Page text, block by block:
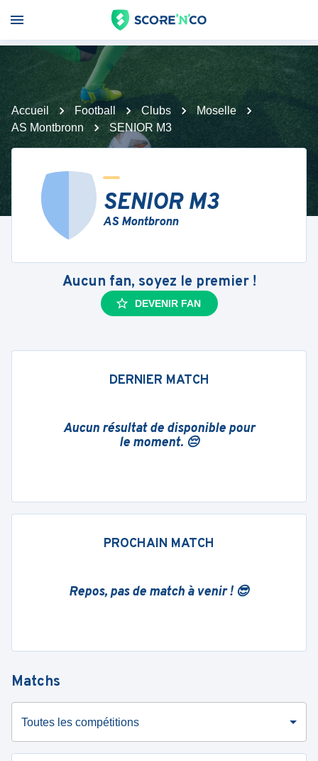
Accueil Football Clubs
Moselle
AS Montbronn
SENIOR M3
SENIOR M3
AS Montbronn
Aucun fan, soyez le premier !
DEVENIR FAN
DERNIER MATCH
Aucun résultat de disponible pour
le moment. 😔
PROCHAIN MATCH
Repos, pas de match à venir ! 😎
Matchs
Toutes les compétitions